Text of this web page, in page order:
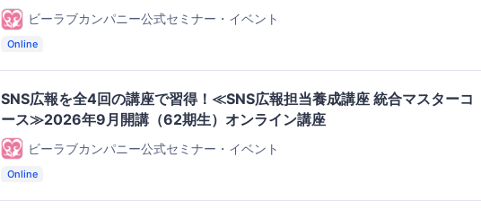
ビーラブカンパニー公式セミナー・イベント
Online
SNS広報を全4回の講座で習得！≪SNS広報担当養成講座 統合マスターコ
ース≫2026年9月開講（62期生）オンライン講座
ビーラブカンパニー公式セミナー・イベント
Online